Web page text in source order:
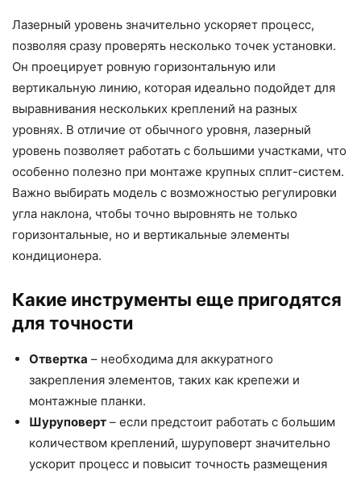
Лазерный уровень значительно ускоряет процесс,
позволяя сразу проверять несколько точек установки.
Он проецирует ровную горизонтальную или
вертикальную линию, которая идеально подойдет для
выравнивания нескольких креплений на разных
уровнях. В отличие от обычного уровня, лазерный
уровень позволяет работать с большими участками, что
особенно полезно при монтаже крупных сплит-систем.
Важно выбирать модель с возможностью регулировки
угла наклона, чтобы точно выровнять не только
горизонтальные, но и вертикальные элементы
кондиционера.
Какие инструменты еще пригодятся
для точности
Отвертка – необходима для аккуратного
закрепления элементов, таких как крепежи и
монтажные планки.
Шуруповерт – если предстоит работать с большим
количеством креплений, шуруповерт значительно
ускорит процесс и повысит точность размещения